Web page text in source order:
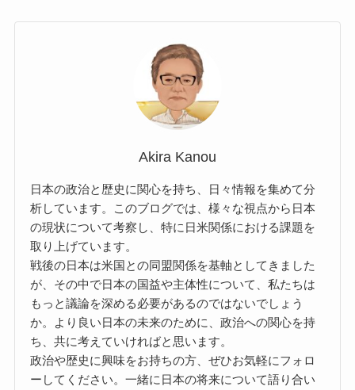
Akira Kanou
日本の政治と歴史に関心を持ち、日々情報を集めて分
析しています。このブログでは、様々な視点から日本
の現状について考察し、特に日米関係における課題を
取り上げています。
戦後の日本は米国との同盟関係を基軸としてきました
が、その中で日本の国益や主体性について、私たちは
もっと議論を深める必要があるのではないでしょう
か。より良い日本の未来のために、政治への関心を持
ち、共に考えていければと思います。
政治や歴史に興味をお持ちの方、ぜひお気軽にフォロ
ーしてください。一緒に日本の将来について語り合い